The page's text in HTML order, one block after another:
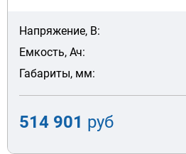
Напряжение, В:
Емкость, Ач:
Габариты, мм:
514 901 руб